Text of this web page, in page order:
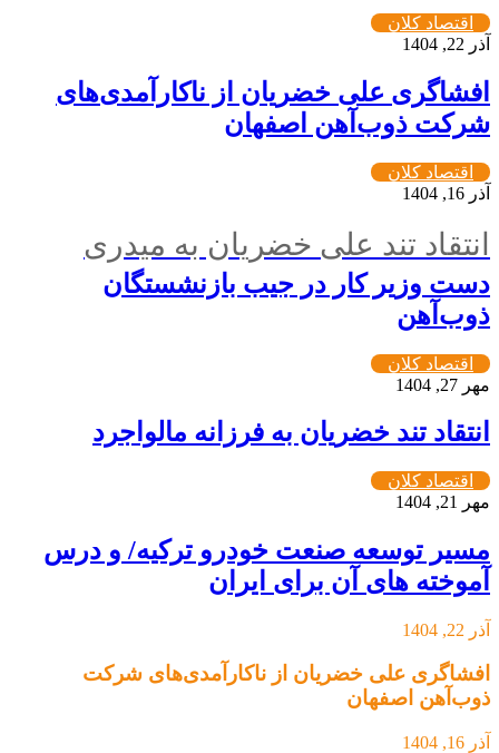
اقتصاد کلان
آذر 22, 1404
افشاگری علی خضریان از ناکارآمدی‌های
شرکت ذوب‌آهن اصفهان
اقتصاد کلان
آذر 16, 1404
انتقاد تند علی خضریان به میدری
دست وزیر کار در جیب بازنشستگان
ذوب‌آهن
اقتصاد کلان
مهر 27, 1404
انتقاد تند خضریان به فرزانه مالواجرد
اقتصاد کلان
مهر 21, 1404
مسیر توسعه صنعت خودرو ترکیه/ و درس
آموخته های آن برای ایران
آذر 22, 1404
افشاگری علی خضریان از ناکارآمدی‌های شرکت
ذوب‌آهن اصفهان
آذر 16, 1404